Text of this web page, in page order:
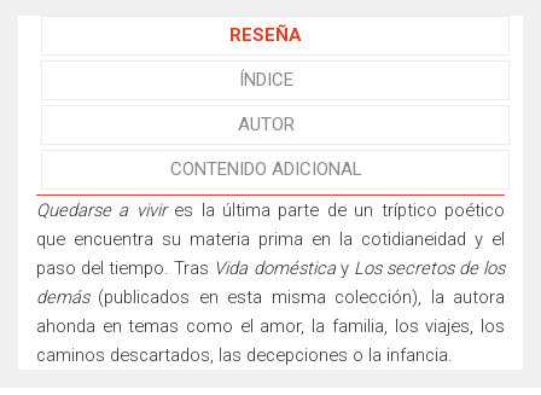
RESEÑA
ÍNDICE
AUTOR
CONTENIDO ADICIONAL
Quedarse a vivir es la última parte de un tríptico poético
que encuentra su materia prima en la cotidianeidad y el
paso del tiempo. Tras Vida domésticay Los secretos de los
demás(publicados en esta misma colección), la autora
ahonda en temas como el amor, la familia, los viajes, los
caminos descartados, las decepciones o la infancia.